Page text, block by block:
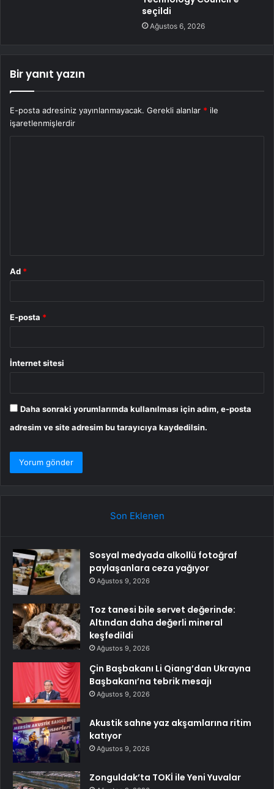
seçildi
Ağustos 6, 2026
Bir yanıt yazın
E-posta adresiniz yayınlanmayacak. Gerekli alanlar * ile
işaretlenmişlerdir
Ad *
E-posta *
İnternet sitesi
Daha sonraki yorumlarımda kullanılması için adım, e-posta
adresim ve site adresim bu tarayıcıya kaydedilsin.
Son Eklenen
Sosyal medyada alkollü fotoğraf
paylaşanlara ceza yağıyor
Ağustos 9, 2026
Toz tanesi bile servet değerinde:
Altından daha değerli mineral
keşfedildi
Ağustos 9, 2026
Çin Başbakanı Li Qiang’dan Ukrayna
Başbakanı’na tebrik mesajı
Ağustos 9, 2026
Akustik sahne yaz akşamlarına ritim
katıyor
Ağustos 9, 2026
Zonguldak’ta TOKİ ile Yeni Yuvalar